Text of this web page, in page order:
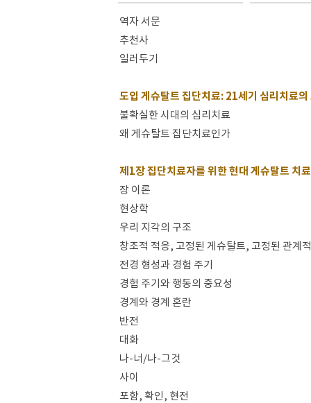
역자 서문
추천사
일러두기
도입 게슈탈트 집단치료: 21세기 심리치료
불확실한 시대의 심리치료
왜 게슈탈트 집단치료인가
제1장 집단치료자를 위한 현대 게슈탈트 치
장 이론
현상학
우리 지각의 구조
창조적 적응, 고정된 게슈탈트, 고정된 관계
전경 형성과 경험 주기
경험 주기와 행동의 중요성
경계와 경계 혼란
반전
대화
나-너/나-그것
사이
포함, 확인, 현전